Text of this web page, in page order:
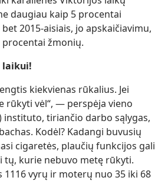
daugiau kaip 5 procentai
2015-aisiais, jo apskaičiavimu,
procentai žmonių.
laikui!
kiekvienas rūkalius. Jei
rūkyti vėl“, — perspėja vieno
instituto, tiriančio darbo sąlygas,
Kodėl? Kadangi buvusių
cigaretės, plaučių funkcijos gali
tų, kurie nebuvo metę rūkyti.
vyrų ir moterų nuo 35 iki 68